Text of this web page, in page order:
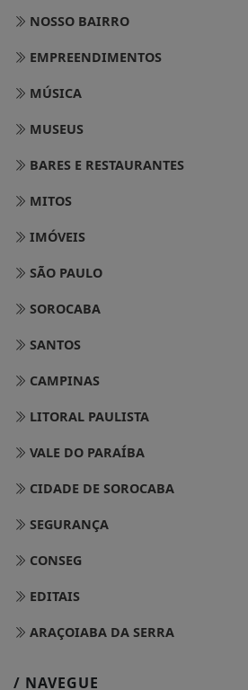
NOSSO BAIRRO
EMPREENDIMENTOS
MÚSICA
MUSEUS
BARES E RESTAURANTES
MITOS
IMÓVEIS
SÃO PAULO
SOROCABA
SANTOS
CAMPINAS
LITORAL PAULISTA
VALE DO PARAÍBA
CIDADE DE SOROCABA
SEGURANÇA
CONSEG
EDITAIS
ARAÇOIABA DA SERRA
/ NAVEGUE